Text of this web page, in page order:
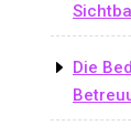
Die